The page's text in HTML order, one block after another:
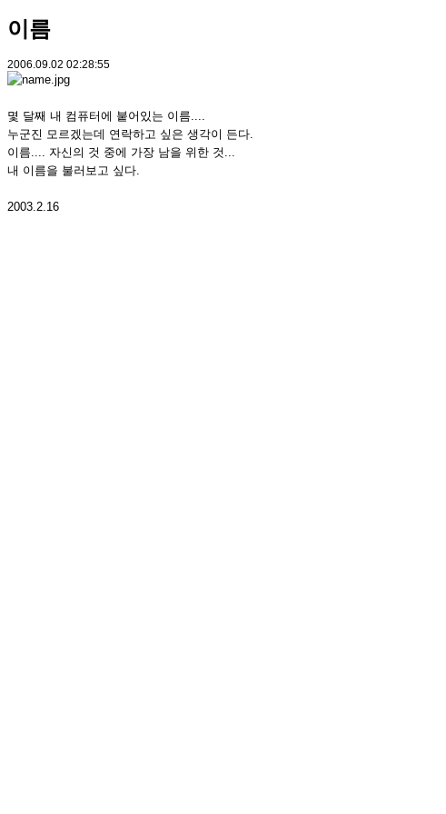
이름
2006.09.02 02:28:55
몇 달째 내 컴퓨터에 붙어있는 이름....
누군진 모르겠는데 연락하고 싶은 생각이 든다.
이름.... 자신의 것 중에 가장 남을 위한 것...
내 이름을 불러보고 싶다.
2003.2.16